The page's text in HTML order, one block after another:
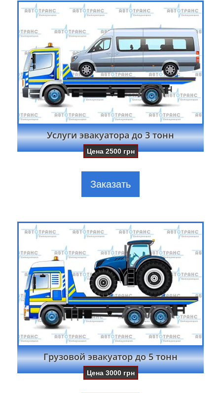
Услуги эвакуатора до 3 тонн
Цена2500 грн
Заказать
Грузовой эвакуатор до 5 тонн
Цена3000 грн